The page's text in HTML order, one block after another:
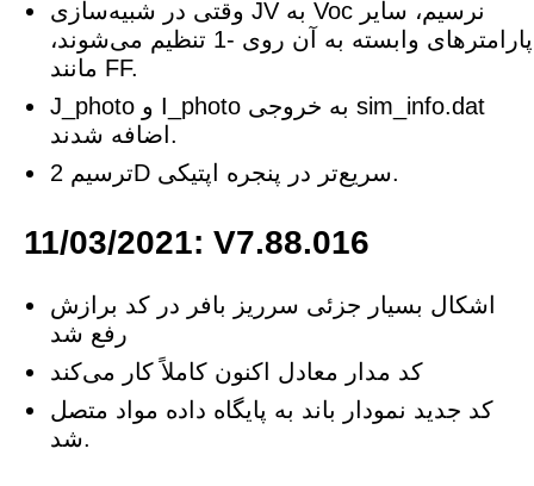
وقتی در شبیه‌سازی JV به Voc نرسیم، سایر
پارامترهای وابسته به آن روی -1 تنظیم می‌شوند،
مانند FF.
J_photo و I_photo به خروجی sim_info.dat
اضافه شدند.
ترسیم 2D سریع‌تر در پنجره اپتیکی.
11/03/2021: V7.88.016
اشکال بسیار جزئی سرریز بافر در کد برازش
رفع شد
کد مدار معادل اکنون کاملاً کار می‌کند
کد جدید نمودار باند به پایگاه داده مواد متصل
شد.